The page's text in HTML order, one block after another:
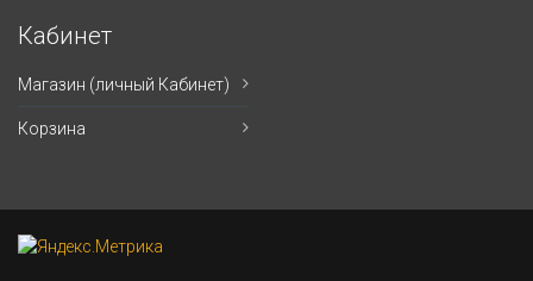
Кабинет
Магазин (личный Кабинет)
Корзина